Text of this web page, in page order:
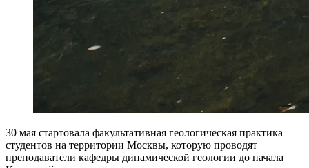
30 мая стартовала факультативная геологическая практика
студентов на территории Москвы, которую проводят
преподаватели кафедры динамической геологии до начала